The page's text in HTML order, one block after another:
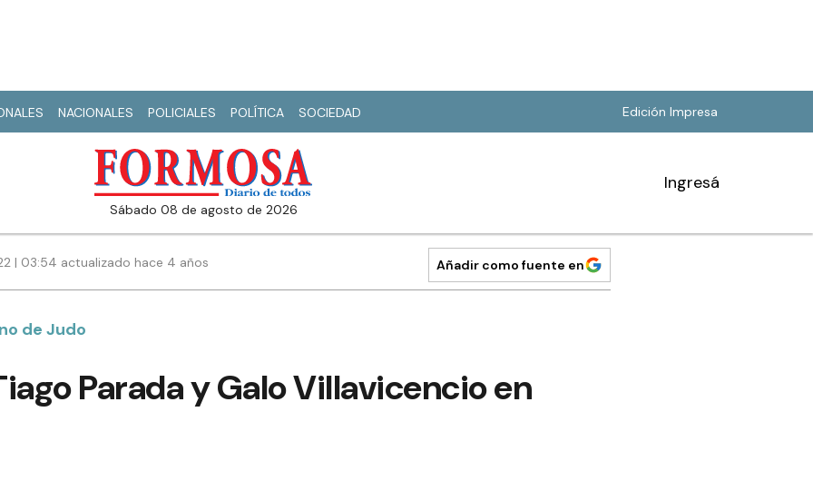
NACIONALES POLICIALES POLÍTICA SOCIEDAD Edición Impresa
sábado 08 de agosto de 2026
Ingresá
| 03:54 actualizado hace 4 años Añadir como fuente en
de Judo
Parada y Galo Villavicencio en